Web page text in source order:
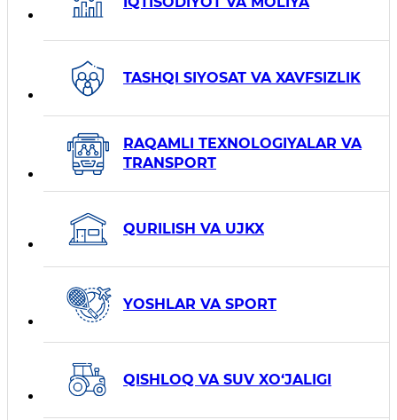
TASHQI SIYOSAT VA XAVFSIZLIK
RAQAMLI TEXNOLOGIYALAR VA
TRANSPORT
QURILISH VA UJKX
YOSHLAR VA SPORT
QISHLOQ VA SUV XO‘JALIGI